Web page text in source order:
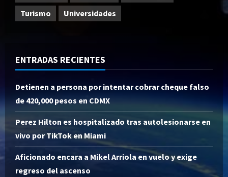
Turismo
Universidades
ENTRADAS RECIENTES
Detienen a persona por intentar cobrar cheque falso
de 420,000 pesos en CDMX
Perez Hilton es hospitalizado tras autolesionarse en
vivo por TikTok en Miami
Aficionado encara a Mikel Arriola en vuelo y exige
regreso del ascenso